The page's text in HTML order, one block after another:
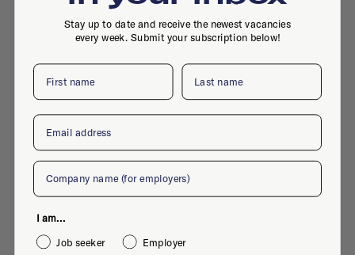
Stay up to date and receive the newest vacancies
every week. Submit your subscription below!
First name Last name
Email
Company
I am...
Job seeker Employer